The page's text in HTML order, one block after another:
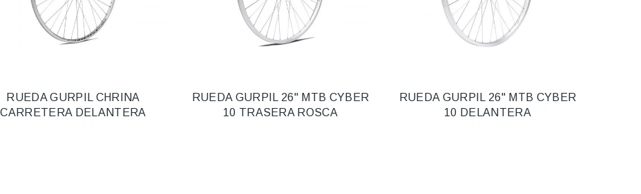
RUEDA GURPIL CHRINA
CARRETERA DELANTERA
RUEDA GURPIL 26" MTB CYBER
10 TRASERA ROSCA
RUEDA GURPIL 26" MTB CYBER
10 DELANTERA